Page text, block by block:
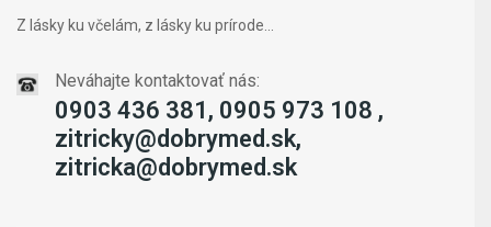
Z lásky ku včelám, z lásky ku prírode...
Neváhajte kontaktovať nás:
0903 436 381, 0905 973 108 ,
zitricky@dobrymed.sk,
zitricka@dobrymed.sk